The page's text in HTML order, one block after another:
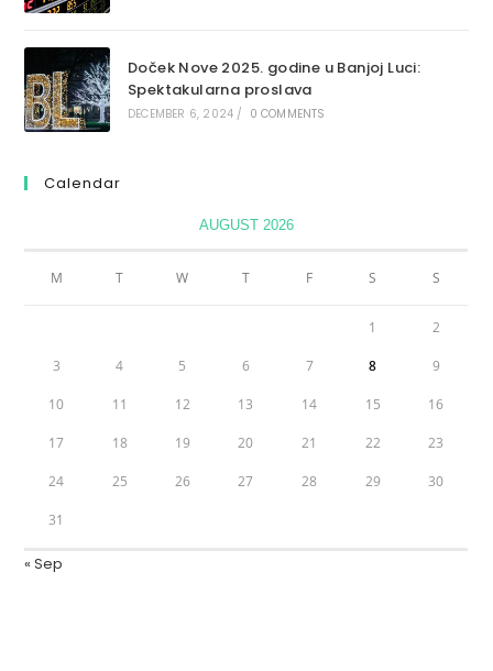
Doček Nove 2025. godine u Banjoj Luci:
Spektakularna proslava
DECEMBER 6, 2024 / 0 COMMENTS
Calendar
AUGUST 2026
M T W T F S S
1 2
3 4 5 6 7 8 9
10 11 12 13 14 15 16
17 18 19 20 21 22 23
24 25 26 27 28 29 30
31
« Sep